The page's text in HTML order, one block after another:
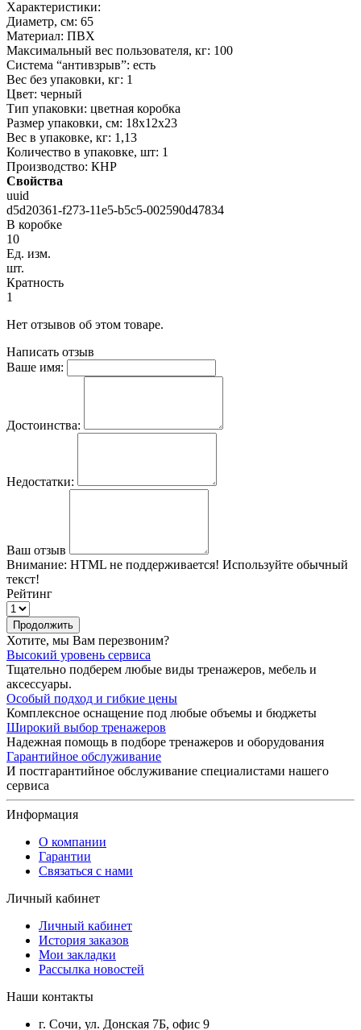
Характеристики:
Диаметр, см: 65
Материал: ПВХ
Максимальный вес пользователя, кг: 100
Система “антивзрыв”: есть
Вес без упаковки, кг: 1
Цвет: черный
Тип упаковки: цветная коробка
Размер упаковки, см: 18х12х23
Вес в упаковке, кг: 1,13
Количество в упаковке, шт: 1
Производство: КНР
Свойства
uuid
d5d20361-f273-11e5-b5c5-002590d47834
В коробке
10
Ед. изм.
шт.
Кратность
1
Нет отзывов об этом товаре.
Написать отзыв
Ваше имя:
Достоинства:
Недостатки:
Ваш отзыв
Внимание: HTML не поддерживается! Используйте обычный
текст!
Рейтинг
Продолжить
Хотите, мы Вам перезвоним?
Высокий уровень сервиса
Тщательно подберем любые виды тренажеров, мебель и
аксессуары.
Особый подход и гибкие цены
Комплексное оснащение под любые объемы и бюджеты
Широкий выбор тренажеров
Надежная помощь в подборе тренажеров и оборудования
Гарантийное обслуживание
И постгарантийное обслуживание специалистами нашего
сервиса
Информация
О компании
Гарантии
Связаться с нами
Личный кабинет
Личный кабинет
История заказов
Мои закладки
Рассылка новостей
Наши контакты
г. Сочи, ул. Донская 7Б, офис 9